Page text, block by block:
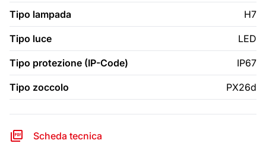
Tipo lampada H7
Tipo luce LED
Tipo protezione (IP-Code) IP67
Tipo zoccolo PX26d
Scheda tecnica